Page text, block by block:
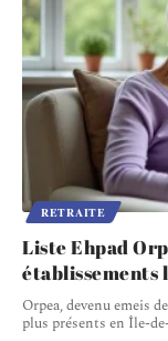
RETRAITE
Liste Ehpad
établissements
Orpea, devenu emeis
plus présents en Île-